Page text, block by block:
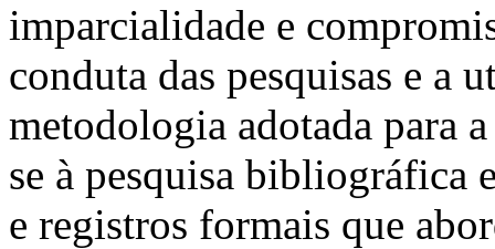
imparcialidade e
conduta das pesquisas e a
metodologia adotada para
se à pesquisa bibliográfica
e registros formais que